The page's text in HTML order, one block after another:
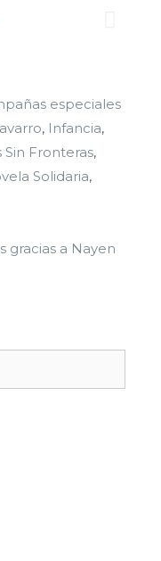
especiales
, Infancia,
Sin Fronteras,
Solidaria,
gracias a Nayen